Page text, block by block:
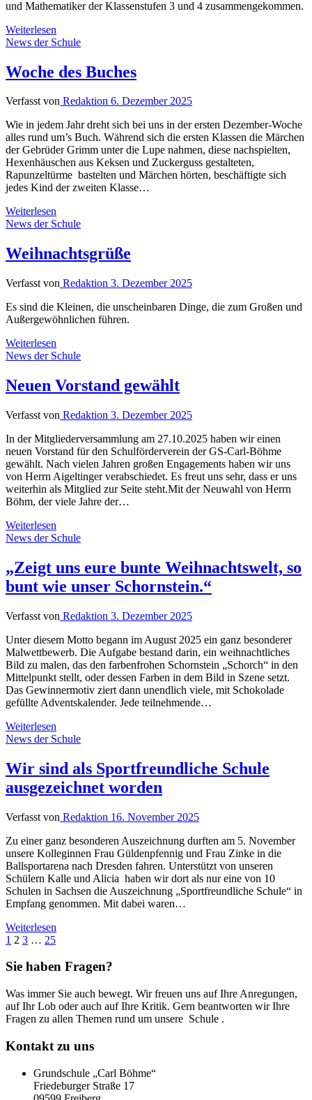
und Mathematiker der Klassenstufen 3 und 4 zusammengekommen.
Weiterlesen
News der Schule
Woche des Buches
Verfasst von Redaktion 6. Dezember 2025
Wie in jedem Jahr dreht sich bei uns in der ersten Dezember-Woche
alles rund um’s Buch. Während sich die ersten Klassen die Märchen
der Gebrüder Grimm unter die Lupe nahmen, diese nachspielten,
Hexenhäuschen aus Keksen und Zuckerguss gestalteten,
Rapunzeltürme bastelten und Märchen hörten, beschäftigte sich
jedes Kind der zweiten Klasse…
Weiterlesen
News der Schule
Weihnachtsgrüße
Verfasst von Redaktion 3. Dezember 2025
Es sind die Kleinen, die unscheinbaren Dinge, die zum Großen und
Außergewöhnlichen führen.
Weiterlesen
News der Schule
Neuen Vorstand gewählt
Verfasst von Redaktion 3. Dezember 2025
In der Mitgliederversammlung am 27.10.2025 haben wir einen
neuen Vorstand für den Schulförderverein der GS-Carl-Böhme
gewählt. Nach vielen Jahren großen Engagements haben wir uns
von Herrn Aigeltinger verabschiedet. Es freut uns sehr, dass er uns
weiterhin als Mitglied zur Seite steht.Mit der Neuwahl von Herrn
Böhm, der viele Jahre der…
Weiterlesen
News der Schule
„Zeigt uns eure bunte Weihnachtswelt, so
bunt wie unser Schornstein.“
Verfasst von Redaktion 3. Dezember 2025
Unter diesem Motto begann im August 2025 ein ganz besonderer
Malwettbewerb. Die Aufgabe bestand darin, ein weihnachtliches
Bild zu malen, das den farbenfrohen Schornstein „Schorch“ in den
Mittelpunkt stellt, oder dessen Farben in dem Bild in Szene setzt.
Das Gewinnermotiv ziert dann unendlich viele, mit Schokolade
gefüllte Adventskalender. Jede teilnehmende…
Weiterlesen
News der Schule
Wir sind als Sportfreundliche Schule
ausgezeichnet worden
Verfasst von Redaktion 16. November 2025
Zu einer ganz besonderen Auszeichnung durften am 5. November
unsere Kolleginnen Frau Güldenpfennig und Frau Zinke in die
Ballsportarena nach Dresden fahren. Unterstützt von unseren
Schülern Kalle und Alicia haben wir dort als nur eine von 10
Schulen in Sachsen die Auszeichnung „Sportfreundliche Schule“ in
Empfang genommen. Mit dabei waren…
Weiterlesen
Seitennummerierung
der
Vorherige
Seite
1 Seite
2 Seite
3 … Seite
25Nächste
Sie haben Fragen?
Was immer Sie auch bewegt. Wir freuen uns auf Ihre Anregungen,
auf Ihr Lob oder auch auf Ihre Kritik. Gern beantworten wir Ihre
Fragen zu allen Themen rund um unsere Schule .
Kontakt zu uns
Grundschule „Carl Böhme“
Friedeburger Straße 17